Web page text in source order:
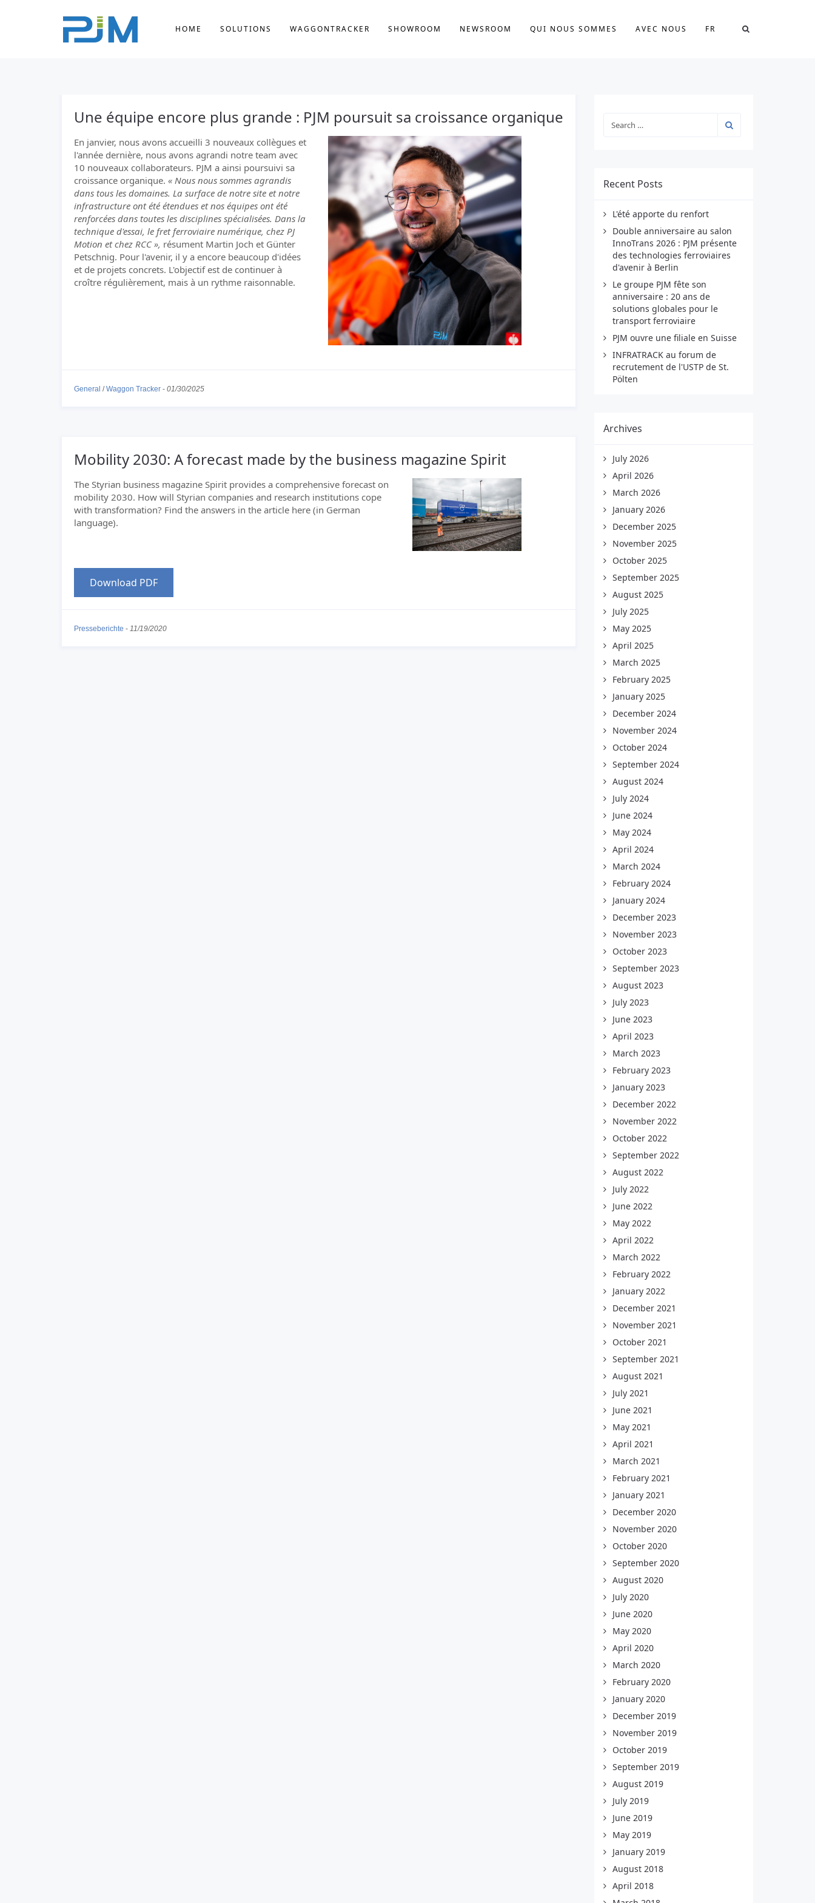
HOME SOLUTIONS WAGGONTRACKER SHOWROOM NEWSROOM QUI NOUS SOMMES AVEC NOUS FR
Une équipe encore plus grande : PJM poursuit sa croissance organique
En janvier, nous avons accueilli 3 nouveaux collègues et
l'année dernière, nous avons agrandi notre team avec
10 nouveaux collaborateurs. PJM a ainsi poursuivi sa
croissance organique. « Nous nous sommes agrandis
dans tous les domaines. La surface de notre site et notre
infrastructure ont été étendues et nos équipes ont été
renforcées dans toutes les disciplines spécialisées. Dans la
technique d'essai, le fret ferroviaire numérique, chez PJ
Motion et chez RCC », résument Martin Joch et Günter
Petschnig. Pour l'avenir, il y a encore beaucoup d'idées
et de projets concrets. L'objectif est de continuer à
croître régulièrement, mais à un rythme raisonnable.
General /Waggon Tracker - 01/30/2025
Mobility 2030: A forecast made by the business magazine Spirit
The Styrian business magazine Spirit provides a comprehensive forecast on
mobility 2030. How will Styrian companies and research institutions cope
with transformation? Find the answers in the article here (in German
language).
Download PDF
Presseberichte - 11/19/2020
Recent Posts
L'été apporte du renfort
Double anniversaire au salon
InnoTrans 2026 : PJM présente
des technologies ferroviaires
d'avenir à Berlin
Le groupe PJM fête son
anniversaire : 20 ans de
solutions globales pour le
transport ferroviaire
PJM ouvre une filiale en Suisse
INFRATRACK au forum de
recrutement de l'USTP de St.
Pölten
Archives
July 2026
April 2026
March 2026
January 2026
December 2025
November 2025
October 2025
September 2025
August 2025
July 2025
May 2025
April 2025
March 2025
February 2025
January 2025
December 2024
November 2024
October 2024
September 2024
August 2024
July 2024
June 2024
May 2024
April 2024
March 2024
February 2024
January 2024
December 2023
November 2023
October 2023
September 2023
August 2023
July 2023
June 2023
April 2023
March 2023
February 2023
January 2023
December 2022
November 2022
October 2022
September 2022
August 2022
July 2022
June 2022
May 2022
April 2022
March 2022
February 2022
January 2022
December 2021
November 2021
October 2021
September 2021
August 2021
July 2021
June 2021
May 2021
April 2021
March 2021
February 2021
January 2021
December 2020
November 2020
October 2020
September 2020
August 2020
July 2020
June 2020
May 2020
April 2020
March 2020
February 2020
January 2020
December 2019
November 2019
October 2019
September 2019
August 2019
July 2019
June 2019
May 2019
January 2019
August 2018
April 2018